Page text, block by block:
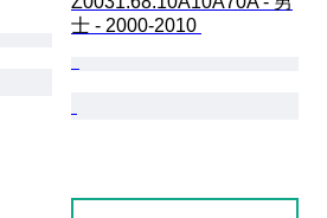
士 - 2000-2010